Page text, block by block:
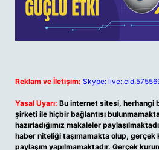
Reklam ve İletişim: Skype:
Yasal Uyarı: Bu internet sitesi, herhangi
şirketi ile hiçbir bağlantısı
hazırladığımız makaleler
haber niteliği taşımamakta olup, gerçek
paylaşım yapılmamaktadır. Gerçek